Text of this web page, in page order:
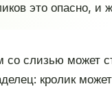
это опасно, и
слизью может
кролик